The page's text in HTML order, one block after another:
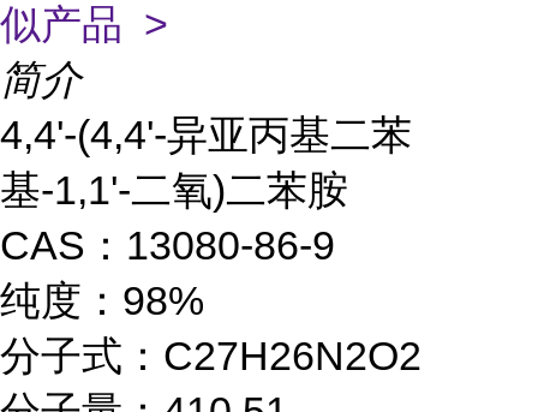
似产品 >
简介
4,4'-(4,4'-异亚丙基二苯
基-1,1'-二氧)二苯胺
CAS：13080-86-9
纯度：98%
分子式：C27H26N2O2